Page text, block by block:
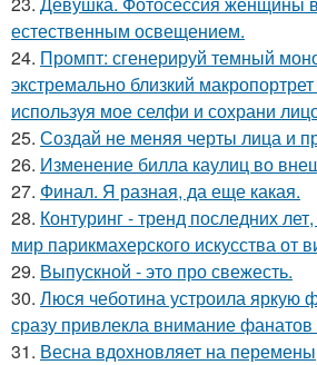
естественным освещением.
24. Промпт: сгенерируй темный
экстремально близкий
используя мое селфи и сохрани
25. Создай не меняя черты лица и
26. Изменение билла каулиц во
27. Финал. Я разная, да еще какая.
28. Контуринг - тренд последних
мир парикмахерского искусства от
29. Выпускной - это про свежесть.
30. Люся чеботина устроила яркую
сразу привлекла внимание фанатов
31. Весна вдохновляет на